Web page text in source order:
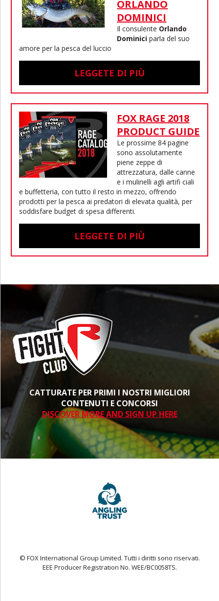
ORLANDO
DOMINICI
Il consulente Orlando
Dominici parla del suo
amore per la pesca del luccio
LEGGETE DI PIÙ
FOX RAGE 2018
PRODUCT GUIDE
Le prossime 84 pagine
sono assolutamente
piene zeppe di
attrezzatura, dalle canne
e i mulinelli agli artifi ciali
e buffetteria, con tutto il resto in mezzo, offrendo
prodotti per la pesca ai predatori di elevata qualità, per
soddisfare budget di spesa differenti.
LEGGETE DI PIÙ
CATTURATE PER PRIMI I NOSTRI MIGLIORI
CONTENUTI E CONCORSI
DISCOVER MORE AND SIGN UP HERE
© FOX International Group Limited. Tutti i diritti sono riservati.
EEE Producer Registration No. WEE/BC0058TS.